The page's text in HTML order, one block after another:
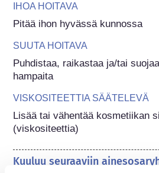
IHOA HOITAVA
Pitää ihon hyvässä kunnossa
SUUTA HOITAVA
Puhdistaa, raikastaa ja/tai
hampaita
VISKOSITEETTIA SÄÄTELEVÄ
Lisää tai vähentää kosmetiikan
(viskositeettia)
Kuuluu seuraaviin